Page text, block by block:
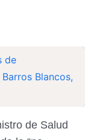
de
Blancos,
de Salud